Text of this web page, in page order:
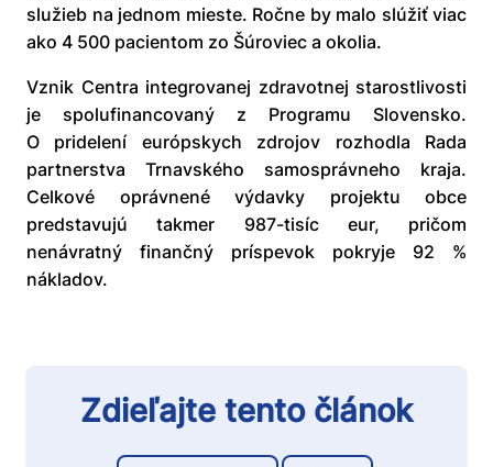
služieb na jednom mieste. Ročne by malo slúžiť viac
ako 4 500 pacientom zo Šúroviec a okolia.
Vznik Centra integrovanej zdravotnej starostlivosti
je spolufinancovaný z Programu Slovensko.
O pridelení európskych zdrojov rozhodla Rada
partnerstva Trnavského samosprávneho kraja.
Celkové oprávnené výdavky projektu obce
predstavujú takmer 987-tisíc eur, pričom
nenávratný finančný príspevok pokryje 92 %
nákladov.
Zdieľajte tento článok